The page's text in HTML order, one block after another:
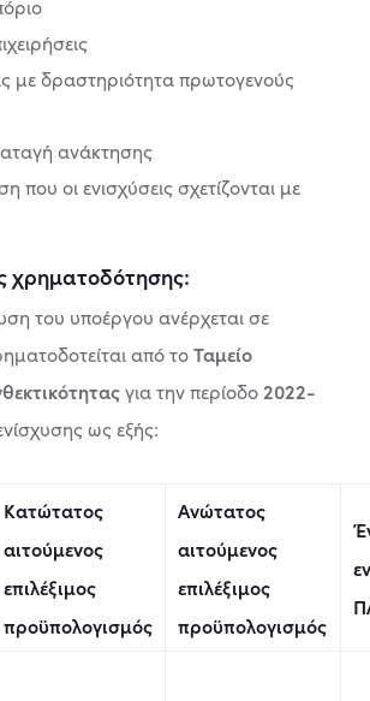
με δραστηριότητα πρωτογενούς
ανάκτησης
που οι ενισχύσεις σχετίζονται με
χρηματοδότησης:
του υποέργου ανέρχεται σε
από τοΤαμείο
για την περίοδο2022-
ως εξής:
Κατώτατος
αιτούμενος
επιλέξιμος
προϋπολογισμός
Ανώτατος
αιτούμενος
επιλέξιμος
προϋπολογισμός